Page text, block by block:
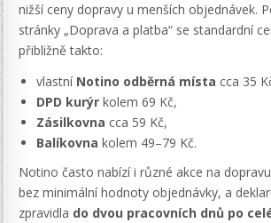
nižší ceny dopravy u menších objednávek.
stránky „Doprava a platba“ se standardní
přibližně takto:
vlastní Notino odběrná místa cca 35
DPD kurýr kolem 69 Kč,
Zásilkovna cca 59 Kč,
Balíkovna kolem 49–79 Kč.
Notino často nabízí i různé akce na
bez minimální hodnoty objednávky, a
zpravidla do dvou pracovních dnů po